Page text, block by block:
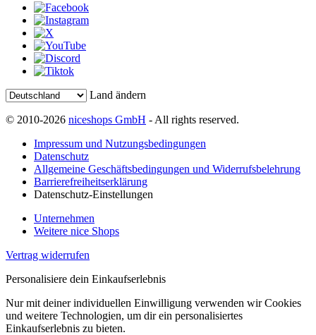
Land ändern
© 2010-2026 niceshops GmbH - All rights reserved.
Impressum und Nutzungsbedingungen
Datenschutz
Allgemeine Geschäftsbedingungen und Widerrufsbelehrung
Barrierefreiheitserklärung
Datenschutz-Einstellungen
Unternehmen
Weitere nice Shops
Vertrag widerrufen
Personalisiere dein Einkaufserlebnis
Nur mit deiner individuellen Einwilligung verwenden wir Cookies
und weitere Technologien, um dir ein personalisiertes
Einkaufserlebnis zu bieten.